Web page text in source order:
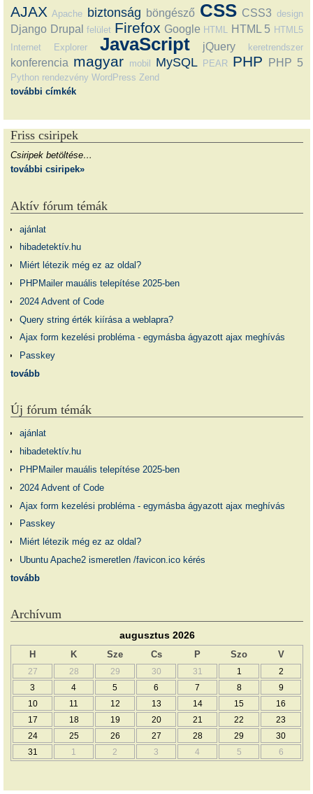
AJAX Apache biztonság böngésző CSS CSS3 design
Django Drupal felület Firefox Google HTML HTML 5 HTML5
Internet Explorer
JavaScript jQuery keretrendszer
konferencia magyar mobil MySQL PEAR PHP PHP 5
Python rendezvény WordPress Zend
további címkék
Friss csiripek
Csiripek betöltése…
további csiripek»
Aktív fórum témák
ajánlat
hibadetektív.hu
Miért létezik még ez az oldal?
PHPMailer mauális telepítése 2025-ben
2024 Advent of Code
Query string érték kiírása a weblapra?
Ajax form kezelési probléma - egymásba ágyazott ajax meghívás
Passkey
tovább
Új fórum témák
ajánlat
hibadetektív.hu
PHPMailer mauális telepítése 2025-ben
2024 Advent of Code
Ajax form kezelési probléma - egymásba ágyazott ajax meghívás
Passkey
Miért létezik még ez az oldal?
Ubuntu Apache2 ismeretlen /favicon.ico kérés
tovább
Archívum
augusztus 2026
H K Sze Cs P Szo V
27 28 29 30 31 1
2
3
4 5 6 7 8
9
10
11 12 13 14 15
16
17
18 19 20 21 22
23
24
25 26 27 28 29
30
31
1 2 3 4 5 6